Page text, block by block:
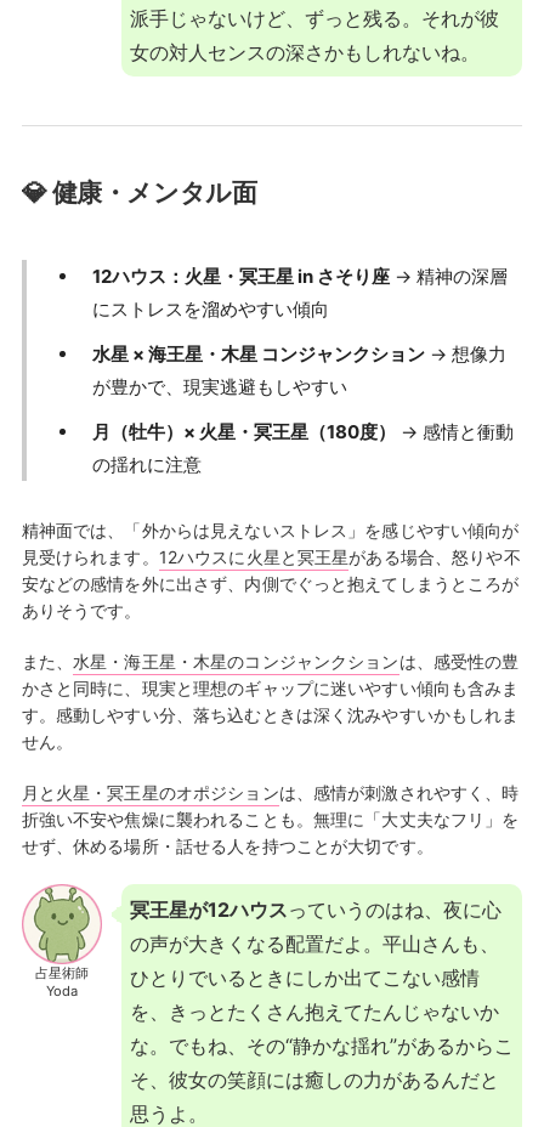
派手じゃないけど、ずっと残る。それが彼
女の対人センスの深さかもしれないね。
💎 健康・メンタル面
12ハウス：火星・冥王星 in さそり座→ 精神の深層
にストレスを溜めやすい傾向
水星 × 海王星・木星 コンジャンクション→ 想像力
が豊かで、現実逃避もしやすい
月（牡牛）× 火星・冥王星（180度）
→ 感情と衝動
の揺れに注意
精神面では、「外からは見えないストレス」を感じやすい傾向が
見受けられます。 12ハウスに火星と冥王星がある場合、怒りや不
安などの感情を外に出さず、内側でぐっと抱えてしまうところが
ありそうです。
また、 水星・海王星・木星のコンジャンクションは、感受性の豊
かさと同時に、現実と理想のギャップに迷いやすい傾向も含みま
す。感動しやすい分、落ち込むときは深く沈みやすいかもしれま
せん。
月と火星・冥王星のオポジションは、感情が刺激されやすく、時
折強い不安や焦燥に襲われることも。無理に「大丈夫なフリ」を
せず、休める場所・話せる人を持つことが大切です。
占星術師
Yoda
冥王星が12ハウスっていうのはね、夜に心
の声が大きくなる配置だよ。平山さんも、
ひとりでいるときにしか出てこない感情
を、きっとたくさん抱えてたんじゃないか
な。でもね、その“静かな揺れ”があるからこ
そ、彼女の笑顔には癒しの力があるんだと
思うよ。